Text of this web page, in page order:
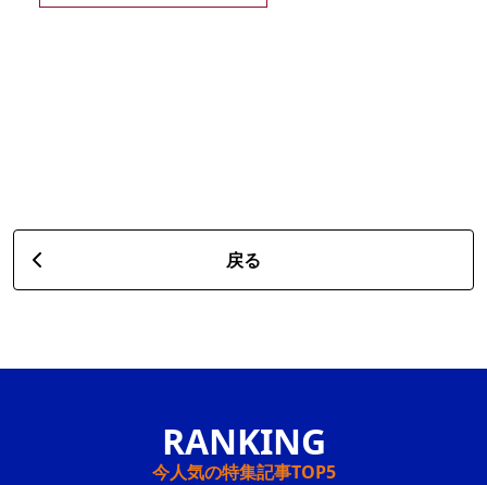
戻る
今人気の特集記事TOP5